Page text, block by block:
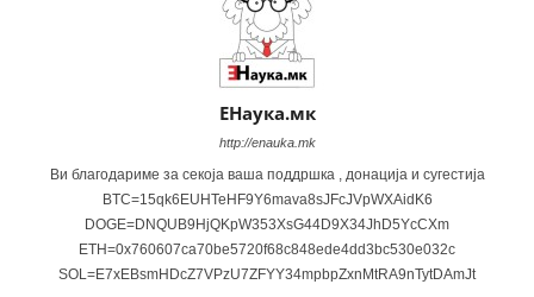
ЕНаука.мк
http://enauka.mk
Ви благодариме за секоја ваша поддршка , донација и сугестија
BTC=15qk6EUHTeHF9Y6mava8sJFcJVpWXAidK6
DOGE=DNQUB9HjQKpW353XsG44D9X34JhD5YcCXm
ETH=0x760607ca70be5720f68c848ede4dd3bc530e032c
SOL=E7xEBsmHDcZ7VPzU7ZFYY34mpbpZxnMtRA9nTytDAmJt